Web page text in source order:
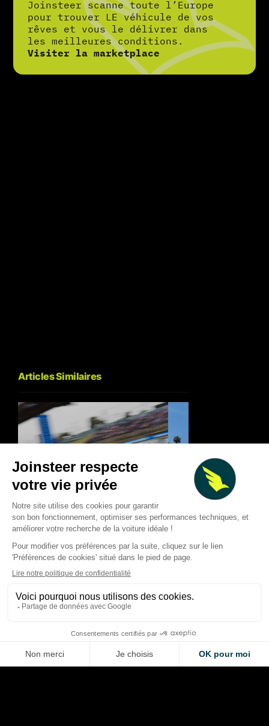
LA VOITURE DE VOS RÊVES
Joinsteer scanne toute l’Europe
pour trouver LE véhicule de vos
rêves et vous le délivrer dans
les meilleures conditions.
Visiter la marketplace
Articles Similaires
F1 2026 : les courses qui ont
marqué la saison… et celles
qui ont frustré
Aug 8, 2026
Classement mi-
des pilotes de F1 :
Aug 7, 2026